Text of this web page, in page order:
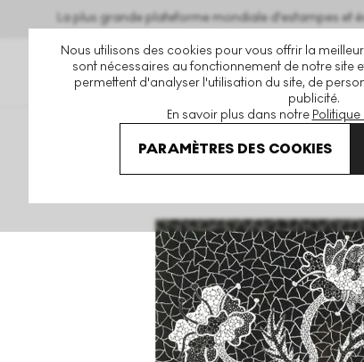
Nous utilisons des cookies pour vous offrir la
sont nécessaires au fonctionnement de notre site
permettent d'analyser l'utilisation du site, de
publicité.
En savoir plus dans notre
PARAMÈTRES DES COOKIES
La plus grande plateforme mondiale d'estampes et